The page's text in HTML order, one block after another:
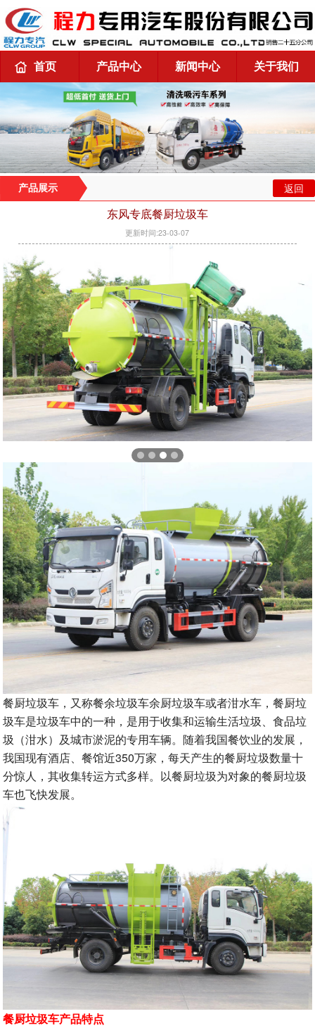
首页 产品中心 新闻中心 关于我们
产品展示 返回
东风专底餐厨垃圾车
更新时间:23-03-07
餐厨垃圾车，又称餐余垃圾车余厨垃圾车或者泔水车，餐厨垃
圾车是垃圾车中的一种，是用于收集和运输生活垃圾、食品垃
圾（泔水）及城市淤泥的专用车辆。随着我国餐饮业的发展，
我国现有酒店、餐馆近350万家，每天产生的餐厨垃圾数量十
分惊人，其收集转运方式多样。以餐厨垃圾为对象的餐厨垃圾
车也飞快发展。
餐厨垃圾车产品特点